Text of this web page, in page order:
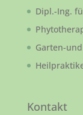
Dipl.-Ing.
Garten-
Kontakt